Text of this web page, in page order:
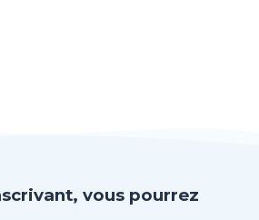
vous pourrez